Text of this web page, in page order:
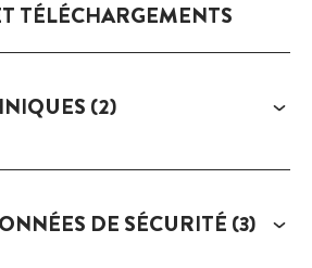
TÉLÉCHARGEMENTS
(2)
DE SÉCURITÉ (3)